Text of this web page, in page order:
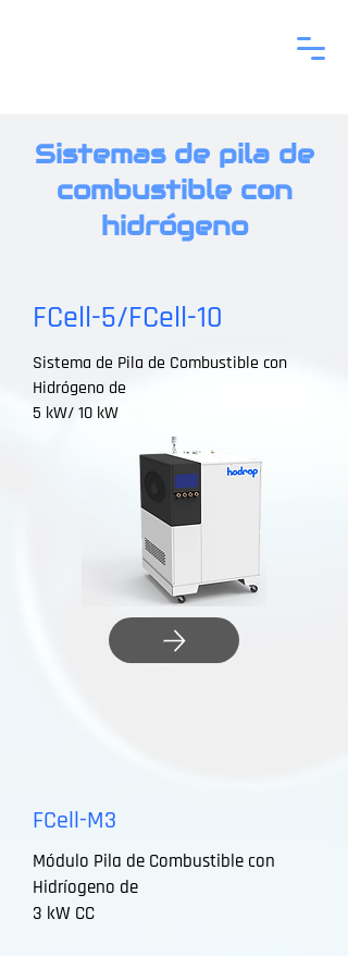
Sistemas de pila de
combustible con
hidrógeno
FCell-5/FCell-10
Sistema de Pila de Combustible con
Hidrógeno de
5 kW/ 10 kW
FCell-M3
Módulo Pila de Combustible con
Hidríogeno de
3 kW CC